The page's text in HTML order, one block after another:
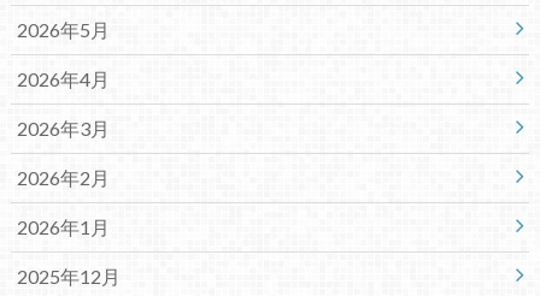
2026年5月
2026年4月
2026年3月
2026年2月
2026年1月
2025年12月